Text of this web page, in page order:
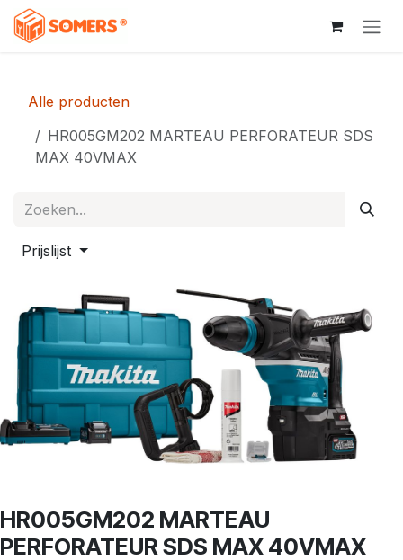
Overslaan naar inhoud
Alle producten
HR005GM202 MARTEAU PERFORATEUR SDS
MAX 40VMAX
Prijslijst
HR005GM202 MARTEAU
PERFORATEUR SDS MAX 40VMAX